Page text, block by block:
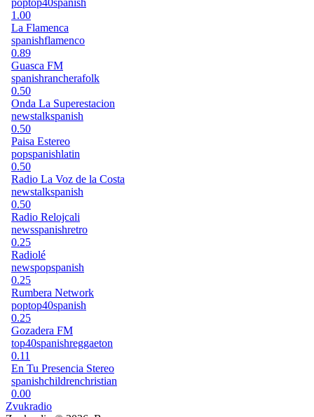
poptop40spanish
1.00
La Flamenca
spanishflamenco
0.89
Guasca FM
spanishrancherafolk
0.50
Onda La Superestacion
newstalkspanish
0.50
Paisa Estereo
popspanishlatin
0.50
Radio La Voz de la Costa
newstalkspanish
0.50
Radio Relojcali
newsspanishretro
0.25
Radiolé
newspopspanish
0.25
Rumbera Network
poptop40spanish
0.25
Gozadera FM
top40spanishreggaeton
0.11
En Tu Presencia Stereo
spanishchildrenchristian
0.00
Zvukradio